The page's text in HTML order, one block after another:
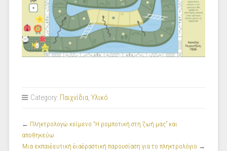
Category: Παιχνίδια, Υλικό
← Πληκτρολογώ κείμενο “Η ρομποτική στη ζωή μας” και
αποθηκεύω
Μια εκπαιδευτική διαδραστική παρουσίαση για το πληκτρολόγιο →